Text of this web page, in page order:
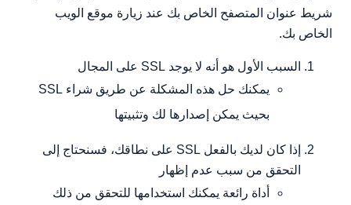
شريط عنوان المتصفح الخاص بك عند زيارة موقع الويب
الخاص بك.
السبب الأول هو أنه لا يوجد SSL على المجال
يمكنك حل هذه المشكلة عن طريق شراء SSL
بحيث يمكن إصدارها لك وتثبيتها
إذا كان لديك بالفعل SSL على نطاقك، فسنحتاج إلى
التحقق من سبب عدم إظهار
أداة رائعة يمكنك استخدامها للتحقق من ذلك